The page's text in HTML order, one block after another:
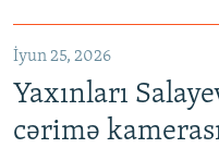
İyun 25, 2026
Yaxınları
cərimə